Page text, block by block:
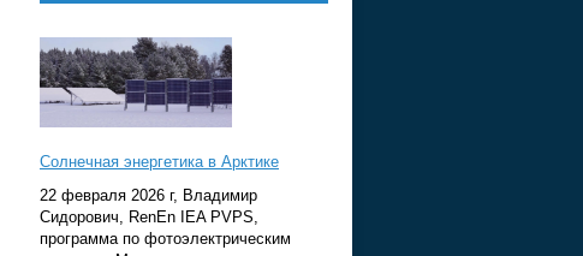
Солнечная энергетика в Арктике
22 февраля 2026 г, Владимир
Сидорович, RenEn IEA PVPS,
программа по фотоэлектрическим